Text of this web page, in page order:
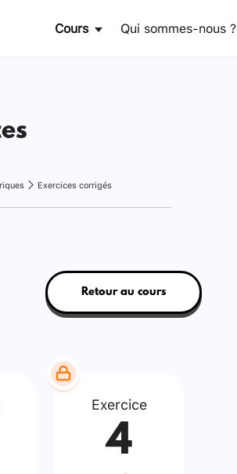
Cours Qui sommes-nous ?
Exercices corrigés
Retour au cours
Exercice
4